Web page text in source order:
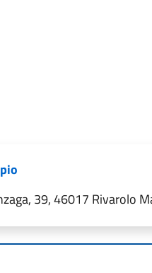
39, 46017 Rivarolo